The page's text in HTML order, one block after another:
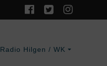
Radio Hilgen / WK